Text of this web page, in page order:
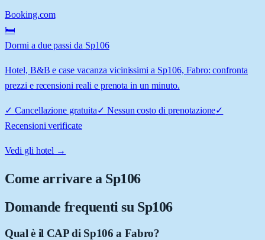
Booking.com
🛏️
Dormi a due passi da Sp106
Hotel, B&B e case vacanza vicinissimi a Sp106, Fabro: confronta
prezzi e recensioni reali e prenota in un minuto.
✓ Cancellazione gratuita✓ Nessun costo di prenotazione✓
Recensioni verificate
Vedi gli hotel →
Come arrivare a Sp106
Domande frequenti su Sp106
Qual è il CAP di Sp106 a Fabro?